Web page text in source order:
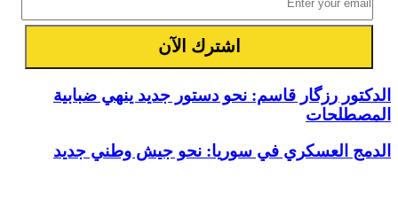
الدكتور رزگار قاسم: نحو دستور جديد ينهي ضبابية
المصطلحات
الدمج العسكري في سوريا: نحو جيش وطني جديد